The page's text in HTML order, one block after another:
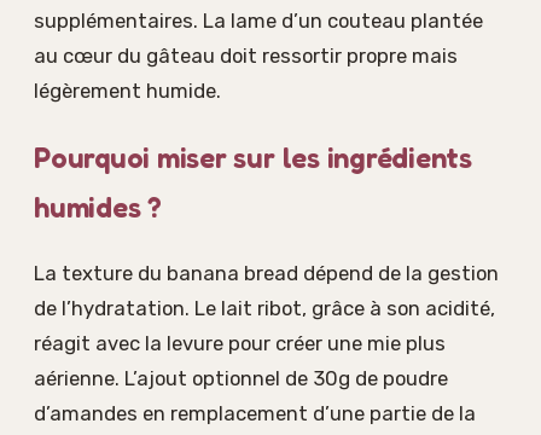
supplémentaires. La lame d’un couteau plantée
au cœur du gâteau doit ressortir propre mais
légèrement humide.
Pourquoi miser sur les ingrédients
humides ?
La texture du banana bread dépend de la gestion
de l’hydratation. Le lait ribot, grâce à son acidité,
réagit avec la levure pour créer une mie plus
aérienne. L’ajout optionnel de 30g de poudre
d’amandes en remplacement d’une partie de la